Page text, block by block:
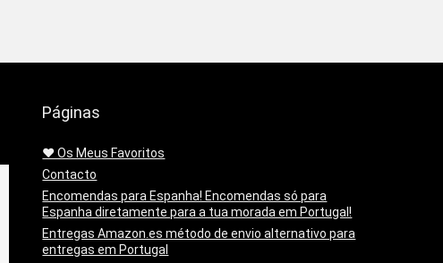
Páginas
❤️ Os Meus Favoritos
Contacto
Encomendas para Espanha! Encomendas só para
Espanha diretamente para a tua morada em Portugal!
Entregas Amazon.es método de envio alternativo para
entregas em Portugal